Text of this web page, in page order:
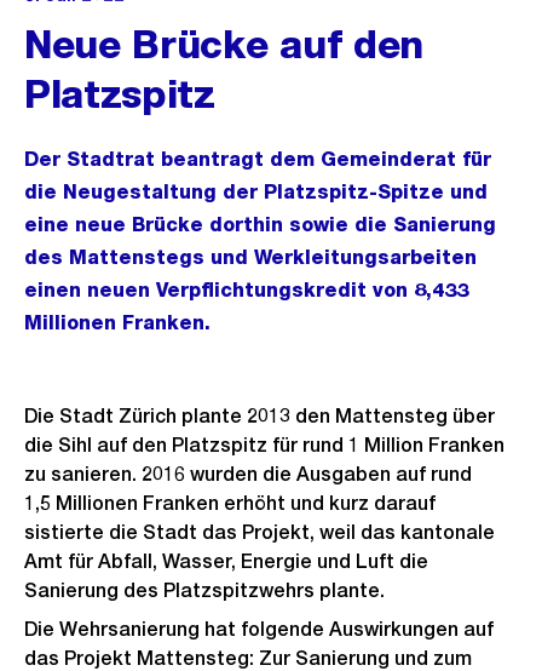
Neue Brücke auf den
Platzspitz
Der Stadtrat beantragt dem Gemeinderat für
die Neugestaltung der Platzspitz-Spitze und
eine neue Brücke dorthin sowie die Sanierung
des Mattenstegs und Werkleitungsarbeiten
einen neuen Verpflichtungskredit von 8,433
Millionen Franken.
Die Stadt Zürich plante 2013 den Mattensteg über
die Sihl auf den Platzspitz für rund 1 Million Franken
zu sanieren. 2016 wurden die Ausgaben auf rund
1,5 Millionen Franken erhöht und kurz darauf
sistierte die Stadt das Projekt, weil das kantonale
Amt für Abfall, Wasser, Energie und Luft die
Sanierung des Platzspitzwehrs plante.
Die Wehrsanierung hat folgende Auswirkungen auf
das Projekt Mattensteg: Zur Sanierung und zum